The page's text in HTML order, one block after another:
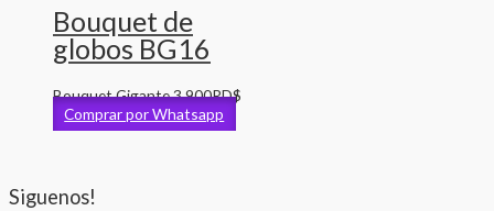
Bouquet de
globos BG16
Bouquet Gigante3,900RD$
Comprar por Whatsapp
Siguenos!